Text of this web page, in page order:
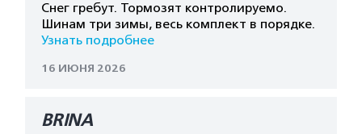
Снег гребут. Тормозят контролируемо.
Шинам три зимы, весь комплект в порядке.
Узнать подробнее
16 ИЮНЯ 2026
BRINA